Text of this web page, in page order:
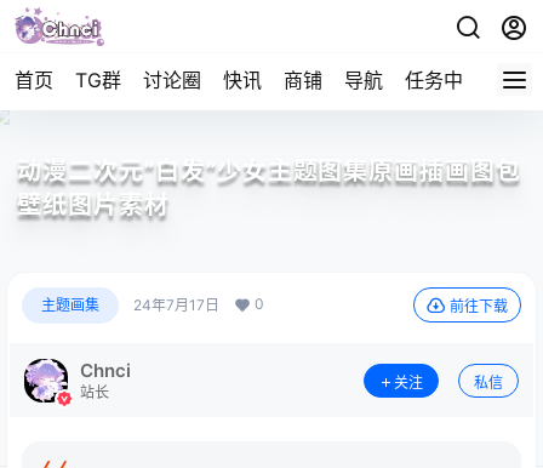
首页 TG群 讨论圈 快讯 商铺 导航 任务中心 帮助
动漫二次元”白发”少女主题图集原画插画图包
壁纸图片素材
主题画集 24年7月17日 0 前往下载
Chnci
站长
关注 私信